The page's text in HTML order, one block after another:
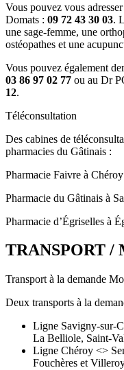
Vous pouvez vous
Domats : 09 72 43 30 03.
une sage-femme, une
ostéopathes et une
Vous pouvez également
03 86 97 02 77 ou au Dr
12.
Téléconsultation
Des cabines de
pharmacies du Gâtinais :
Pharmacie Faivre à
Pharmacie du Gâtinais à
Pharmacie d’Égriselles à
TRANSPORT
Transport à la demande
Deux transports à la
Ligne Savigny-sur-
La Belliole, Saint-
Ligne Chéroy <>
Fouchères et